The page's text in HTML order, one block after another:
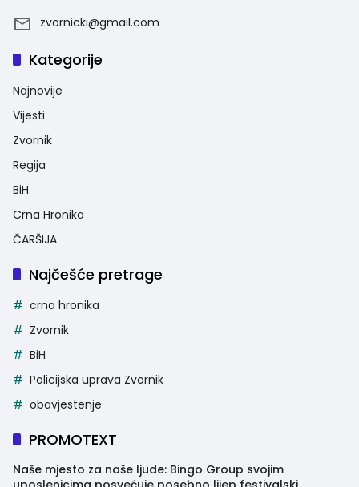
zvornicki@gmail.com
Kategorije
Najnovije
Vijesti
Zvornik
Regija
BiH
Crna Hronika
ČARŠIJA
Najčešće pretrage
crna hronika
Zvornik
BiH
Policijska uprava Zvornik
obavjestenje
PROMOTEXT
Naše mjesto za naše ljude: Bingo Group svojim